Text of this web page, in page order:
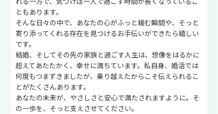
ともあります。
そんな日々の中で、あなたの心がふっと緩む瞬間や、そっと
寄り添ってくれる存在を見つけるお手伝いができたら嬉しい
です。
結婚、そしてその先の家族と過ごす人生は、想像をはるかに
超えてあたたかく、幸せに満ちています。私自身、婚活では
何度もつまずきましたが、乗り越えたからこそ伝えられるこ
とがたくさんあります。
あなたの未来が、やさしさと安心で満たされますように。そ
の一歩を、そっと支えさせてください。